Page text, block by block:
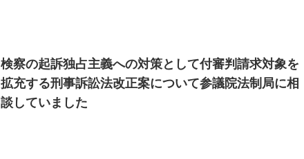
検察の起訴独占主義への対策として付審判請求対象を
拡充する刑事訴訟法改正案について参議院法制局に相
談していました